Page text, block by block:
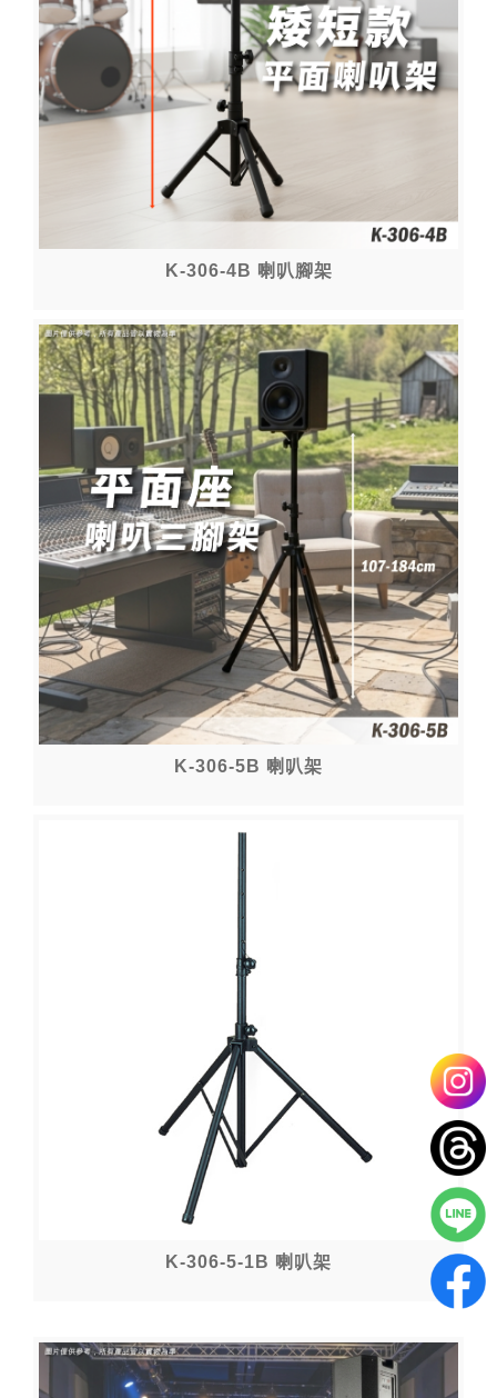
K-306-4B 喇叭腳架
K-306-5B 喇叭架
K-306-5-1B 喇叭架